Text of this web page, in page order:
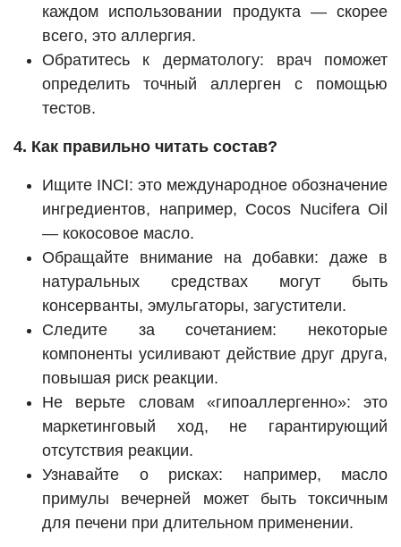
каждом использовании продукта — скорее
всего, это аллергия.
Обратитесь к дерматологу: врач поможет
определить точный аллерген с помощью
тестов.
4. Как правильно читать состав?
Ищите INCI: это международное обозначение
ингредиентов, например, Cocos Nucifera Oil
— кокосовое масло.
Обращайте внимание на добавки: даже в
натуральных средствах могут быть
консерванты, эмульгаторы, загустители.
Следите за сочетанием: некоторые
компоненты усиливают действие друг друга,
повышая риск реакции.
Не верьте словам «гипоаллергенно»: это
маркетинговый ход, не гарантирующий
отсутствия реакции.
Узнавайте о рисках: например, масло
примулы вечерней может быть токсичным
для печени при длительном применении.